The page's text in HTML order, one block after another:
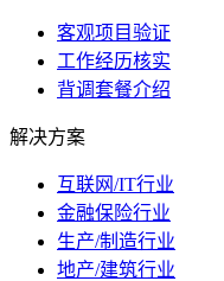
客观项目验证
工作经历核实
背调套餐介绍
解决方案
互联网/IT行业
金融保险行业
生产/制造行业
地产/建筑行业